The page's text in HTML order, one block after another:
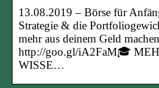
13.08.2019 – Börse für
Strategie & die
mehr aus deinem Geld
http://goo.gl/iA2FaM🎓
WISSE…